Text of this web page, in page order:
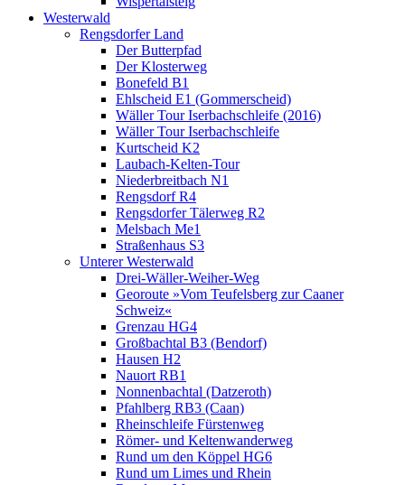
Westerwald
Rengsdorfer Land
Der Butterpfad
Der Klosterweg
Bonefeld B1
Ehlscheid E1 (Gommerscheid)
Wäller Tour Iserbachschleife (2016)
Wäller Tour Iserbachschleife
Kurtscheid K2
Laubach-Kelten-Tour
Niederbreitbach N1
Rengsdorf R4
Rengsdorfer Tälerweg R2
Melsbach Me1
Straßenhaus S3
Unterer Westerwald
Drei-Wäller-Weiher-Weg
Georoute »Vom Teufelsberg zur Caaner
Schweiz«
Grenzau HG4
Großbachtal B3 (Bendorf)
Hausen H2
Nauort RB1
Nonnenbachtal (Datzeroth)
Pfahlberg RB3 (Caan)
Rheinschleife Fürstenweg
Römer- und Keltenwanderweg
Rund um den Köppel HG6
Rund um Limes und Rhein